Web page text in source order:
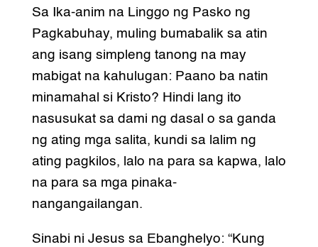
Sa Ika-anim na Linggo ng Pasko ng
Pagkabuhay, muling bumabalik sa atin
ang isang simpleng tanong na may
mabigat na kahulugan: Paano ba natin
minamahal si Kristo? Hindi lang ito
nasusukat sa dami ng dasal o sa ganda
ng ating mga salita, kundi sa lalim ng
ating pagkilos, lalo na para sa kapwa, lalo
na para sa mga pinaka-
nangangailangan.
Sinabi ni Jesus sa Ebanghelyo: “Kung